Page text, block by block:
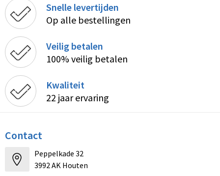
Snelle levertijden
Op alle bestellingen
Veilig betalen
100% veilig betalen
Kwaliteit
22 jaar ervaring
Contact
Peppelkade 32
3992 AK Houten